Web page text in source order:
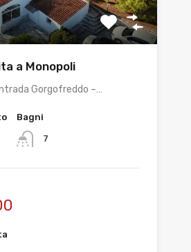
a Monopoli
Gorgofreddo –…
Bagni
7